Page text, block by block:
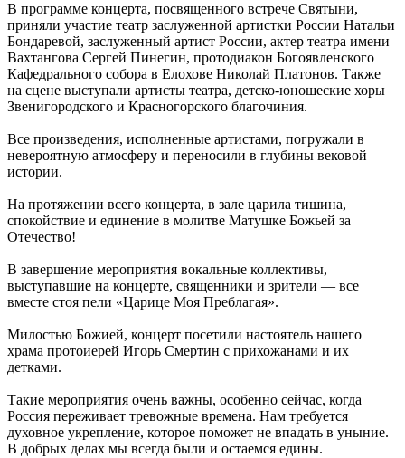
В программе концерта, посвященного встрече Святыни,
приняли участие театр заслуженной артистки России Натальи
Бондаревой, заслуженный артист России, актер театра имени
Вахтангова Сергей Пинегин, протодиакон Богоявленского
Кафедрального собора в Елохове Николай Платонов. Также
на сцене выступали артисты театра, детско-юношеские хоры
Звенигородского и Красногорского благочиния.
Все произведения, исполненные артистами, погружали в
невероятную атмосферу и переносили в глубины вековой
истории.
На протяжении всего концерта, в зале царила тишина,
спокойствие и единение в молитве Матушке Божьей за
Отечество!
В завершение мероприятия вокальные коллективы,
выступавшие на концерте, священники и зрители — все
вместе стоя пели «Царице Моя Преблагая».
Милостью Божией, концерт посетили настоятель нашего
храма протоиерей Игорь Смертин с прихожанами и их
детками.
Такие мероприятия очень важны, особенно сейчас, когда
Россия переживает тревожные времена. Нам требуется
духовное укрепление, которое поможет не впадать в уныние.
В добрых делах мы всегда были и остаемся едины.